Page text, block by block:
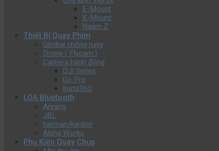
E-Mount
X-Mount
Ngàm Z
Thiết Bị Quay Phim
Gimbal chống rung
Drone ( Flycam )
Camera hành động
DJI Series
Go Pro
Insta360
LOA Bluetooth
Arirang
JBL
harman/kardon
Alpha Works
Phụ Kiện Quay Chụp